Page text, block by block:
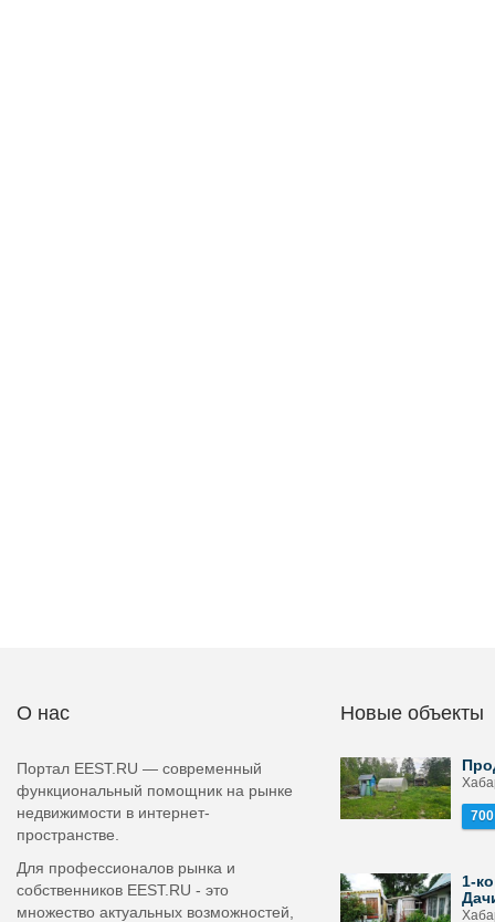
О нас
Портал EEST.RU — современный
функциональный помощник на рынке
недвижимости в интернет-
пространстве.
Для профессионалов рынка и
собственников EEST.RU - это
множество актуальных возможностей,
Новые объекты
1-